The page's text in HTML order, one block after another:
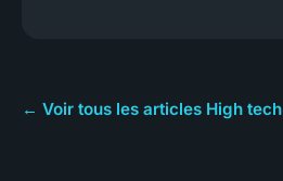
← Voir tous les articles High tech